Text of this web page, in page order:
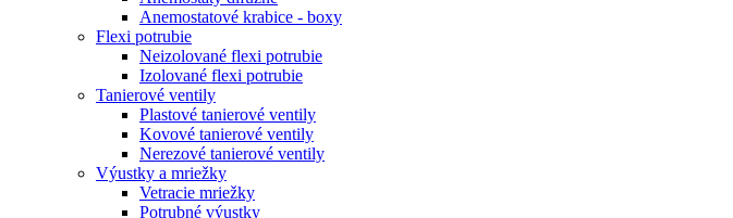
Anemostatové krabice - boxy
Flexi potrubie
Neizolované flexi potrubie
Izolované flexi potrubie
Tanierové ventily
Plastové tanierové ventily
Kovové tanierové ventily
Nerezové tanierové ventily
Výustky a mriežky
Vetracie mriežky
Potrubné výustky